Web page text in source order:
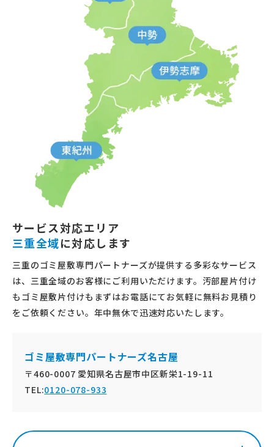
サービス対応エリア
三重全域に対応します
三重のゴミ屋敷専門パートナーズが提供する多彩なサービス
は、三重全域のお客様にご利用いただけます。汚部屋片付け
もゴミ屋敷片付けもまずはお電話にてお気軽に無料お見積り
をご依頼ください。年中無休で迅速対応いたします。
ゴミ屋敷専門パートナーズ名古屋
〒460-0007 愛知県名古屋市中区新栄1-19-11
TEL:0120-078-933